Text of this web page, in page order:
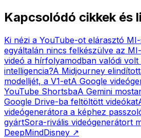
Kapcsolódó cikkek és
Ki nézi a YouTube-ot elárasztó
egyáltalán nincs felkészülve az
videó a hírfolyamodban valódi volt
intelligencia?A Midjourney
modelljét, a V1-etA Google
YouTube ShortsbaA Gemini
Google Drive-ba feltöltött videókat
videógenerátora a képhez
gyártSora-rivális videógenerátort
DeepMindDisney ↗